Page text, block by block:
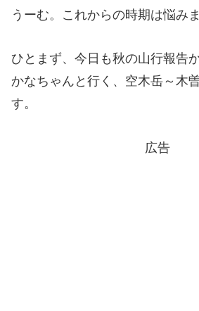
うーむ。これからの時期は悩み
ひとまず、今日も秋の山行報告か
かなちゃんと行く、空木岳～木
す。
広告